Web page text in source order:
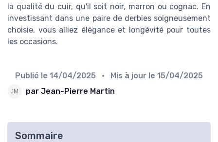
la qualité du cuir, qu'il soit noir, marron ou cognac. En
investissant dans une paire de derbies soigneusement
choisie, vous alliez élégance et longévité pour toutes
les occasions.
Publié le 14/04/2025 • Mis à jour le 15/04/2025
par Jean-Pierre Martin
Sommaire